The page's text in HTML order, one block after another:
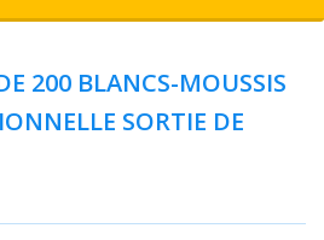
200 BLANCS-MOUSSIS
SORTIE DE